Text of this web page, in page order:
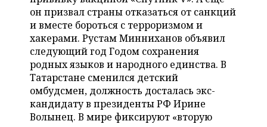
ИНВЕСТИЦИИ
НЕФТЕХИМИЯ
НЕФТЬ
ОПК
ЭНЕРГЕТИКА
НОВОСТИ БИЗНЕСА
РОЗНИЧНАЯ ТОРГОВЛЯ
ТРАНСПОРТ
УСЛУГИ
ТЕХНОЛОГИИ
НОВОСТИ ТЕХНОЛОГИЙ
МЕДИА
ТЕЛЕКОММУНИКАЦИИ
МЕРОПРИЯТИЯ
НОВОСТИ МЕРОПРИЯТИЙ
ВЫЕЗДНАЯ РЕДАКЦИЯ
БИЗНЕС-БРАНЧИ
СПОРТ
НОВОСТИ СПОРТА
ФУТБОЛ
ОБЩЕСТВО
НОВОСТИ ОБЩЕСТВА
ФОТОГАЛЕРЕЯ
он призвал страны отказаться от санкций
и вместе бороться с терроризмом и
хакерами. Рустам Минниханов объявил
следующий год Годом сохранения
родных языков и народного единства. В
Татарстане сменился детский
омбудсмен, должность досталась экс-
кандидату в президенты РФ Ирине
Волынец. В мире фиксируют «вторую